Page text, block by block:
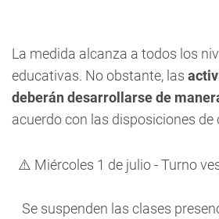
La medida alcanza a todos los
educativas. No obstante, las
deberán desarrollarse de
acuerdo con las disposiciones
⚠️ Miércoles 1 de julio - Turno
Se suspenden las clases